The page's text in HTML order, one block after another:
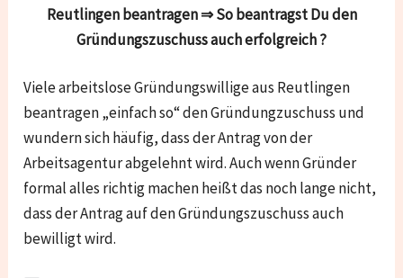
Reutlingen beantragen ⇒ So beantragst Du den
Gründungszuschuss auch erfolgreich ?
Viele arbeitslose Gründungswillige aus Reutlingen
beantragen „einfach so“ den Gründungzuschuss und
wundern sich häufig, dass der Antrag von der
Arbeitsagentur abgelehnt wird. Auch wenn Gründer
formal alles richtig machen heißt das noch lange nicht,
dass der Antrag auf den Gründungszuschuss auch
bewilligt wird.